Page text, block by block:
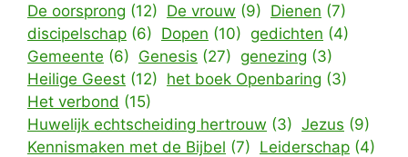
De oorsprong (12) De vrouw (9) Dienen (7)
discipelschap (6) Dopen (10) gedichten (4)
Gemeente (6) Genesis (27) genezing (3)
Heilige Geest (12) het boek Openbaring (3)
Het verbond (15)
Huwelijk echtscheiding hertrouw (3) Jezus (9)
Kennismaken met de Bijbel (7) Leiderschap (4)